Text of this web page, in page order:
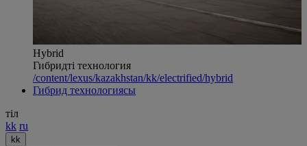
Hybrid
Гибридті технология
/content/lexus/kazakhstan/kk/electrified/hybrid
Гибрид технологиясы
тіл
kk ru
kk